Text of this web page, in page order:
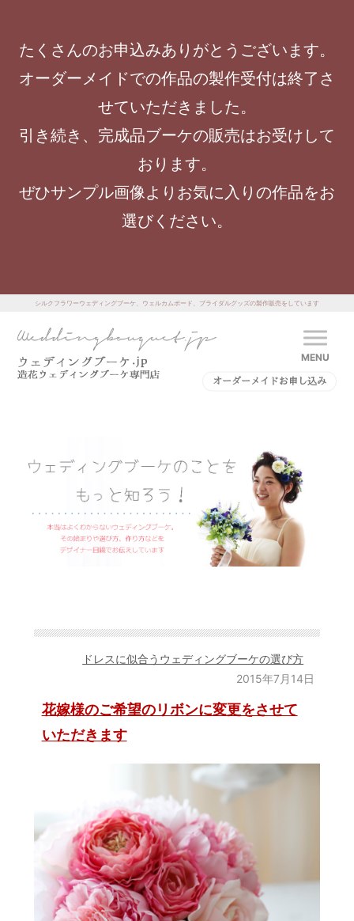
たくさんのお申込みありがとうございます。
オーダーメイドでの作品の製作受付は終了さ
せていただきました。
引き続き、完成品ブーケの販売はお受けして
おります。
ぜひサンプル画像よりお気に入りの作品をお
選びください。
シルクフラワーウェディングブーケ、ウェルカムボード、ブライダルグッズの製作販売をしています
MENU
オーダーメイドお申し込み
ドレスに似合うウェディングブーケの選び方
2015年7月14日
花嫁様のご希望のリボンに変更をさせて
いただきます